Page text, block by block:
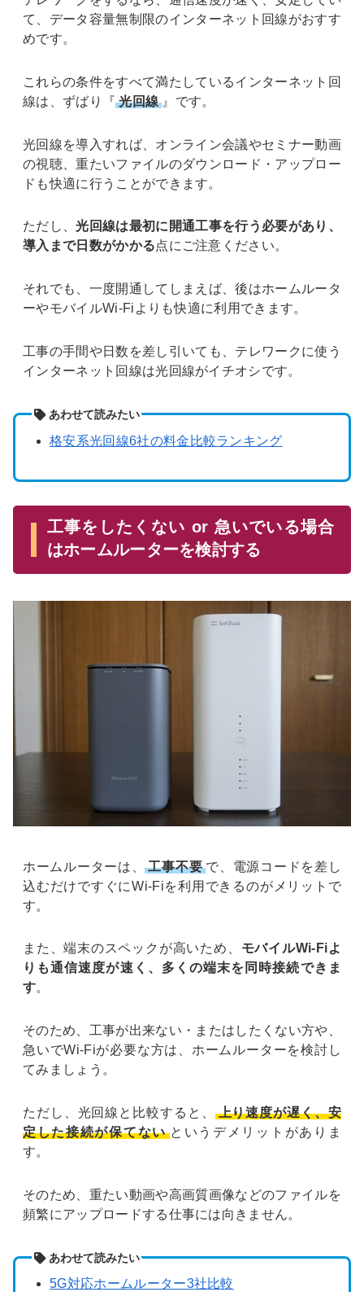
て、データ容量無制限のインターネット回線がおすす
めです。
これらの条件をすべて満たしているインターネット回
線は、ずばり『 光回線 』です。
光回線を導入すれば、オンライン会議やセミナー動画
の視聴、重たいファイルのダウンロード・アップロー
ドも快適に行うことができます。
ただし、光回線は最初に開通工事を行う必要があり、
導入まで日数がかかる点にご注意ください。
それでも、一度開通してしまえば、後はホームルータ
ーやモバイルWi-Fiよりも快適に利用できます。
工事の手間や日数を差し引いても、テレワークに使う
インターネット回線は光回線がイチオシです。
あわせて読みたい
格安系光回線6社の料金比較ランキング
工事をしたくない or 急いでいる場合
はホームルーターを検討する
ホームルーターは、 工事不要 で、電源コードを差し
込むだけですぐにWi-Fiを利用できるのがメリットで
す。
また、端末のスペックが高いため、 モバイルWi-Fiよ
りも通信速度が速く、多くの端末を同時接続できま
す。
そのため、工事が出来ない・またはしたくない方や、
急いでWi-Fiが必要な方は、ホームルーターを検討し
てみましょう。
ただし、光回線と比較すると、
上り速度が遅く、安
定した接続が保てない というデメリットがありま
す。
そのため、重たい動画や高画質画像などのファイルを
頻繁にアップロードする仕事には向きません。
あわせて読みたい
5G対応ホームルーター3社比較